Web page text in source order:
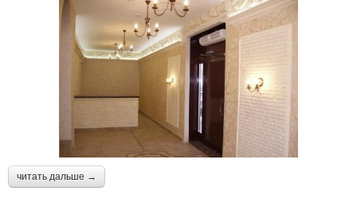
читать дальше →